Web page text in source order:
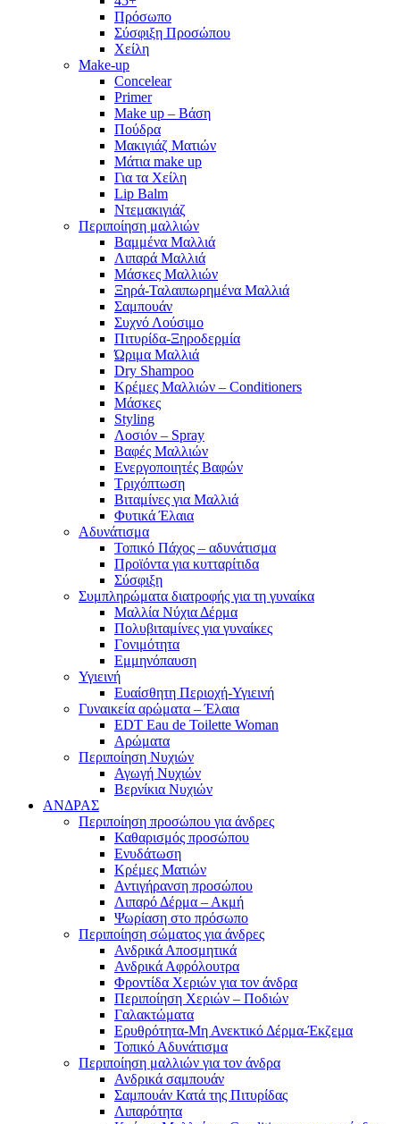
Πρόσωπο
Σύσφιξη Προσώπου
Χείλη
Make-up
Concelear
Primer
Make up – Βάση
Πούδρα
Μακιγιάζ Ματιών
Μάτια make up
Για τα Χείλη
Lip Balm
Ντεμακιγιάζ
Περιποίηση μαλλιών
Βαμμένα Μαλλιά
Λιπαρά Μαλλιά
Μάσκες Μαλλιών
Ξηρά-Ταλαιπωρημένα Μαλλιά
Σαμπουάν
Συχνό Λούσιμο
Πιτυρίδα-Ξηροδερμία
Ώριμα Μαλλιά
Dry Shampoo
Κρέμες Μαλλιών – Conditioners
Μάσκες
Styling
Λοσιόν – Spray
Βαφές Μαλλιών
Ενεργοποιητές Βαφών
Τριχόπτωση
Βιταμίνες για Μαλλιά
Φυτικά Έλαια
Αδυνάτισμα
Τοπικό Πάχος – αδυνάτισμα
Προϊόντα για κυτταρίτιδα
Σύσφιξη
Συμπληρώματα διατροφής για τη γυναίκα
Μαλλία Νύχια Δέρμα
Πολυβιταμίνες για γυναίκες
Γονιμότητα
Εμμηνόπαυση
Υγιεινή
Ευαίσθητη Περιοχή-Υγιεινή
Γυναικεία αρώματα – Έλαια
EDT Eau de Toilette Woman
Αρώματα
Περιποίηση Νυχιών
Αγωγή Νυχιών
Βερνίκια Νυχιών
ΑΝΔΡΑΣ
Περιποίηση προσώπου για άνδρες
Καθαρισμός προσώπου
Ενυδάτωση
Κρέμες Ματιών
Αντιγήρανση προσώπου
Λιπαρό Δέρμα – Ακμή
Ψωρίαση στο πρόσωπο
Περιποίηση σώματος για άνδρες
Ανδρικά Αποσμητικά
Ανδρικά Αφρόλουτρα
Φροντίδα Χεριών για τον άνδρα
Περιποίηση Χεριών – Ποδιών
Γαλακτώματα
Ερυθρότητα-Μη Ανεκτικό Δέρμα-Έκζεμα
Τοπικό Αδυνάτισμα
Περιποίηση μαλλιών για τον άνδρα
Ανδρικά σαμπουάν
Σαμπουάν Κατά της Πιτυρίδας
Λιπαρότητα